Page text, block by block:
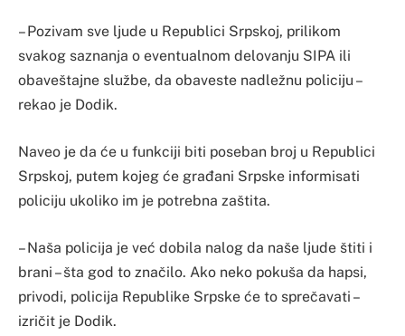
– Pozivam sve ljude u Republici Srpskoj, prilikom
svakog saznanja o eventualnom delovanju SIPA ili
obaveštajne službe, da obaveste nadležnu policiju –
rekao je Dodik.
Naveo je da će u funkciji biti poseban broj u Republici
Srpskoj, putem kojeg će građani Srpske informisati
policiju ukoliko im je potrebna zaštita.
– Naša policija je već dobila nalog da naše ljude štiti i
brani – šta god to značilo. Ako neko pokuša da hapsi,
privodi, policija Republike Srpske će to sprečavati –
izričit je Dodik.